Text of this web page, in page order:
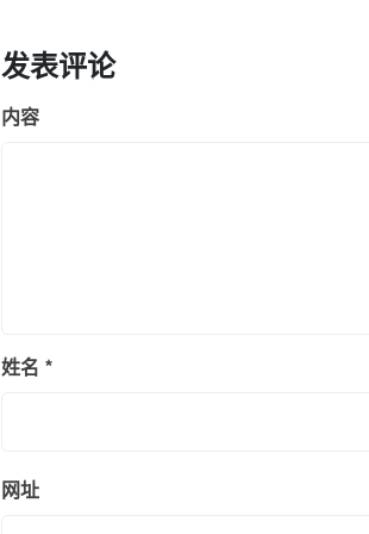
发表评论
内容
姓名 *
网址